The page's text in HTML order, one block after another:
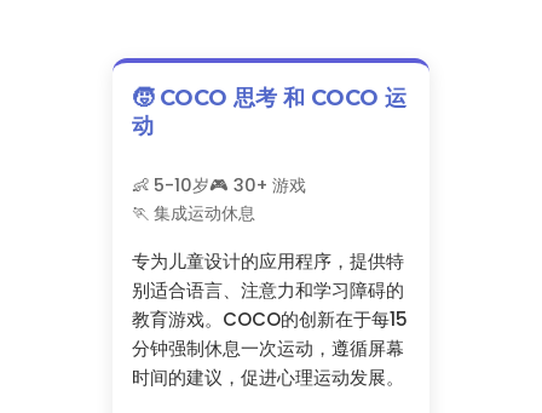
🧒 COCO 思考 和 COCO 运
动
👶 5-10岁🎮 30+ 游戏
🏃 集成运动休息
专为儿童设计的应用程序，提供特
别适合语言、注意力和学习障碍的
教育游戏。COCO的创新在于每15
分钟强制休息一次运动，遵循屏幕
时间的建议，促进心理运动发展。